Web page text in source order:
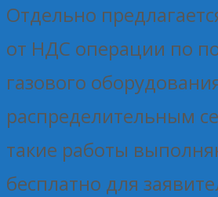
Отдельно
от НДС операции по
газового
распределительным
такие работы
бесплатно для